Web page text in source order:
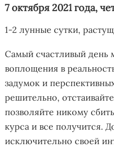
7 октября 2021 года,
1-2 лунные сутки,
Самый счастливый день
воплощения в
задумок и
решительно,
позволяйте никому
курса и все получится.
исключительно своей